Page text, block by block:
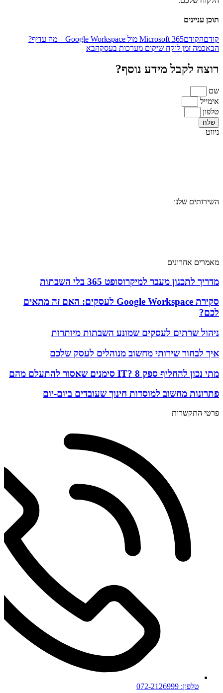
תוכן עניינים
קודםהקודםMicrosoft 365 מול Google Workspace – מה עדיף?
הבאכמה זמן לוקח שיקום מערכות בעסקהבא
רוצה לקבל מידע נוסף?
שם
אימייל
טלפון
שלח
ניווט
השירותים שלנו
מאמרים אחרונים
מדריך לתכנון מעבר למיקרוסופט 365 בלי השבתות
סקירת Google Workspace לעסקים: האם זה מתאים
לכם?
ניהול שרתים לעסקים שמונע השבתות מיותרות
איך לבחור שירותי מחשוב מנוהלים לעסק שלכם
מתי נכון להחליף ספק IT? 8 סימנים שאסור להתעלם מהם
פתרונות מחשוב למוסדות חינוך שעובדים ביום-יום
פרטי התקשרות
טלפון: 072-2126999